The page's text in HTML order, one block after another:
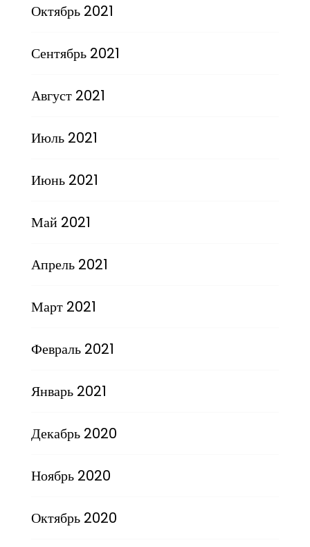
Октябрь 2021
Сентябрь 2021
Август 2021
Июль 2021
Июнь 2021
Май 2021
Апрель 2021
Март 2021
Февраль 2021
Январь 2021
Декабрь 2020
Ноябрь 2020
Октябрь 2020